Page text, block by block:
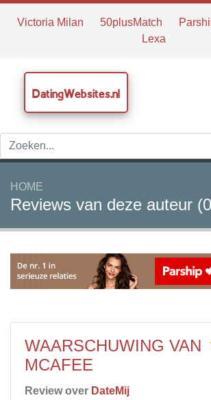
Victoria Milan 50plusMatch
Lexa
DatingWebsites.nl
HOME
Reviews van deze auteur
WAARSCHUWING VAN
MCAFEE
Review over DateMij